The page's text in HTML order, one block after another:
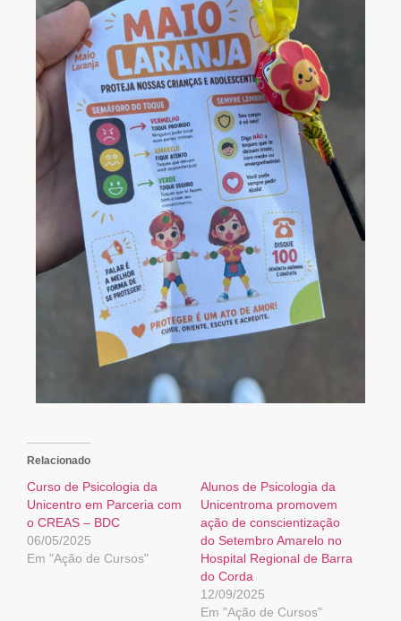
Relacionado
Curso de Psicologia da
Unicentro em Parceria com
o CREAS – BDC
06/05/2025
Em "Ação de Cursos"
Alunos de Psicologia da
Unicentroma promovem
ação de conscientização
do Setembro Amarelo no
Hospital Regional de Barra
do Corda
12/09/2025
Em "Ação de Cursos"